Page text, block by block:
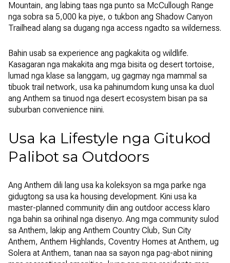
Mountain, ang labing taas nga punto sa McCullough Range
nga sobra sa 5,000 ka piye, o tukbon ang Shadow Canyon
Trailhead alang sa dugang nga access ngadto sa wilderness.
Bahin usab sa experience ang pagkakita og wildlife.
Kasagaran nga makakita ang mga bisita og desert tortoise,
lumad nga klase sa langgam, ug gagmay nga mammal sa
tibuok trail network, usa ka pahinumdom kung unsa ka duol
ang Anthem sa tinuod nga desert ecosystem bisan pa sa
suburban convenience niini.
Usa ka Lifestyle nga Gitukod
Palibot sa Outdoors
Ang Anthem dili lang usa ka koleksyon sa mga parke nga
gidugtong sa usa ka housing development. Kini usa ka
master-planned community diin ang outdoor access klaro
nga bahin sa orihinal nga disenyo. Ang mga community sulod
sa Anthem, lakip ang Anthem Country Club, Sun City
Anthem, Anthem Highlands, Coventry Homes at Anthem, ug
Solera at Anthem, tanan naa sa sayon nga pag-abot niining